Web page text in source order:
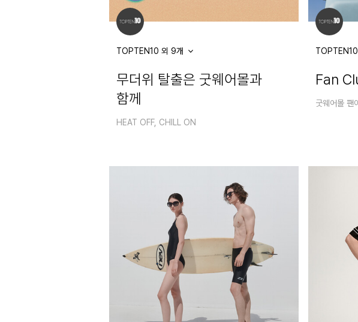
TOPTEN10 외 9개
무더위 탈출은 굿웨어몰과
함께
HEAT OFF, CHILL ON
Fan
굿웨어몰 팬